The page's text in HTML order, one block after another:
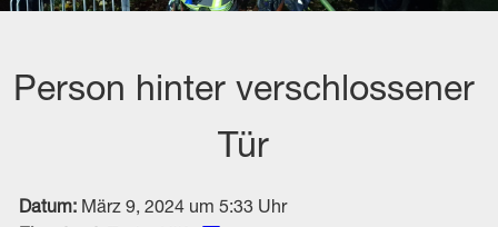
Person hinter verschlossener
Tür
Datum: März 9, 2024 um 5:33 Uhr